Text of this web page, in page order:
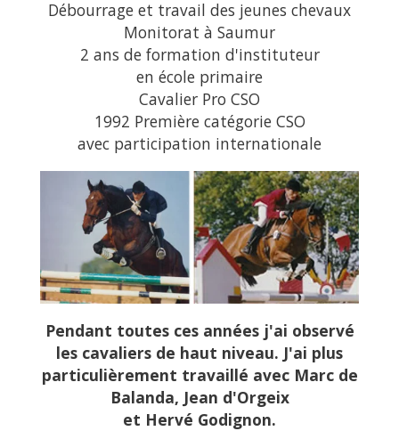
Débourrage et travail des jeunes chevaux
Monitorat à Saumur
2 ans de formation d'instituteur
en école primaire
Cavalier Pro CSO
1992 Première catégorie CSO
avec participation internationale
Pendant toutes ces années j'ai observé
les cavaliers de haut niveau. J'ai plus
particulièrement travaillé avec Marc de
Balanda, Jean d'Orgeix
et Hervé Godignon.